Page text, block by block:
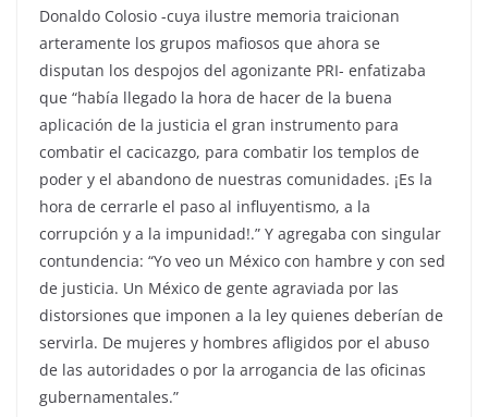
Donaldo Colosio -cuya ilustre memoria traicionan
arteramente los grupos mafiosos que ahora se
disputan los despojos del agonizante PRI- enfatizaba
que “había llegado la hora de hacer de la buena
aplicación de la justicia el gran instrumento para
combatir el cacicazgo, para combatir los templos de
poder y el abandono de nuestras comunidades. ¡Es la
hora de cerrarle el paso al influyentismo, a la
corrupción y a la impunidad!.” Y agregaba con singular
contundencia: “Yo veo un México con hambre y con sed
de justicia. Un México de gente agraviada por las
distorsiones que imponen a la ley quienes deberían de
servirla. De mujeres y hombres afligidos por el abuso
de las autoridades o por la arrogancia de las oficinas
gubernamentales.”